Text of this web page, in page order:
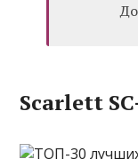
Scarlett